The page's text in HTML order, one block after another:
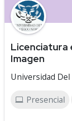
Licenciatura
Imagen
Universidad
Presencial